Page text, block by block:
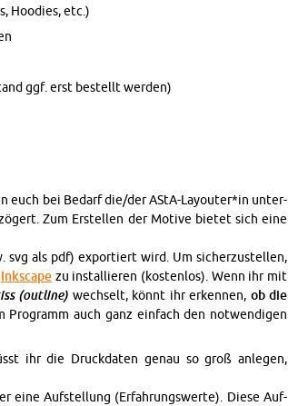
Hoo­dies, etc.)
ggf. erst be­stellt wer­den)
euch bei Be­darf die/der AStA-Lay­ou­ter*in un­ter­
Zum Er­stel­len der Mo­ti­ve bie­tet sich eine
svg als pdf) ex­por­tiert wird. Um si­cher­zu­stel­len,
Inkscapezu in­stal­lie­ren (kos­ten­los). Wenn ihr mit
(out­li­ne) wech­selt, könnt ihr er­ken­nen, ob die
auch ganz ein­fach den not­wen­di­gen
ihr die Druck­da­ten genau so groß an­le­gen,
eine Auf­stel­lung (Er­fah­rungs­wer­te). Diese Auf­